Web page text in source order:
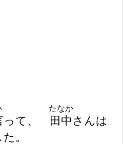
って、 田 中
たなか
さんは
。